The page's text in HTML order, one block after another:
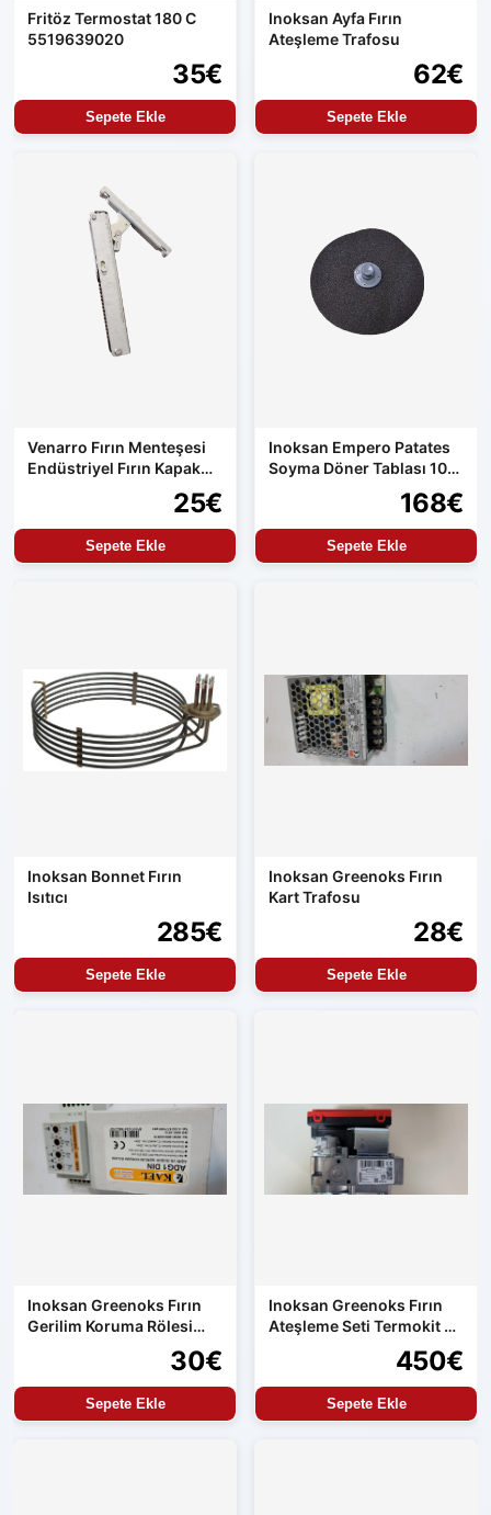
Fritöz Termostat 180 C
5519639020
35€
Sepete Ekle
Inoksan Ayfa Fırın
Ateşleme Trafosu
62€
Sepete Ekle
Venarro Fırın Menteşesi
Endüstriyel Fırın Kapak
Menteşesi Uyumlu Set25€
Sepete Ekle
Inoksan Empero Patates
Soyma Döner Tablası 10
kg Makine Uyumlu168€
Sepete Ekle
Inoksan Bonnet Fırın
Isıtıcı
285€
Sepete Ekle
Inoksan Greenoks Fırın
Kart Trafosu
28€
Sepete Ekle
Inoksan Greenoks Fırın
Gerilim Koruma Rölesi
Orijinal Yedek Parça30€
Sepete Ekle
Inoksan Greenoks Fırın
Ateşleme Seti Termokit ve
450€
Sepete Ekle